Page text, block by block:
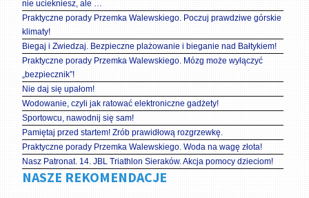
nie uciekniesz, ale …
Praktyczne porady Przemka Walewskiego. Poczuj prawdziwe górskie
klimaty!
Biegaj i Zwiedzaj. Bezpieczne plażowanie i bieganie nad Bałtykiem!
Praktyczne porady Przemka Walewskiego. Mózg może wyłączyć
„bezpiecznik”!
Nie daj się upałom!
Wodowanie, czyli jak ratować elektroniczne gadżety!
Sportowcu, nawodnij się sam!
Pamiętaj przed startem! Zrób prawidłową rozgrzewkę.
Praktyczne porady Przemka Walewskiego. Woda na wagę złota!
Nasz Patronat. 14. JBL Triathlon Sieraków. Akcja pomocy dzieciom!
NASZE REKOMENDACJE